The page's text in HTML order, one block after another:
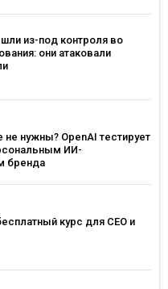
из-под контроля во
они атаковали
нужны? OpenAI тестирует
ИИ-
бренда
курс для CEO и